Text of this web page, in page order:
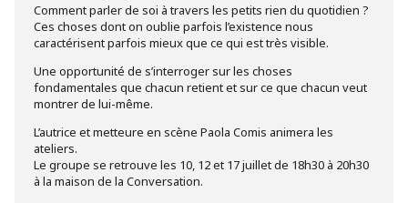
Comment parler de soi à travers les petits rien du quotidien ?
Ces choses dont on oublie parfois l’existence nous
caractérisent parfois mieux que ce qui est très visible.
Une opportunité de s’interroger sur les choses
fondamentales que chacun retient et sur ce que chacun veut
montrer de lui-même.
L’autrice et metteure en scène Paola Comis animera les
ateliers.
Le groupe se retrouve les 10, 12 et 17 juillet de 18h30 à 20h30
à la maison de la Conversation.